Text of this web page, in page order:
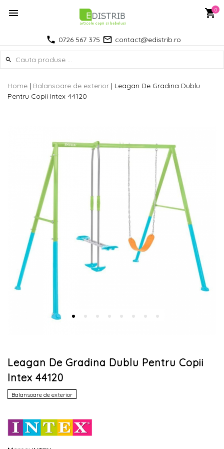
0
0726 567 375 contact@edistrib.ro
Home | Balansoare de exterior | Leagan De Gradina Dublu
Pentru Copii Intex 44120
Leagan De Gradina Dublu Pentru Copii
Intex 44120
Balansoare de exterior